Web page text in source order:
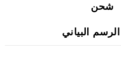
شحن
البياني